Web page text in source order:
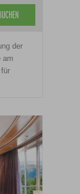
der
am